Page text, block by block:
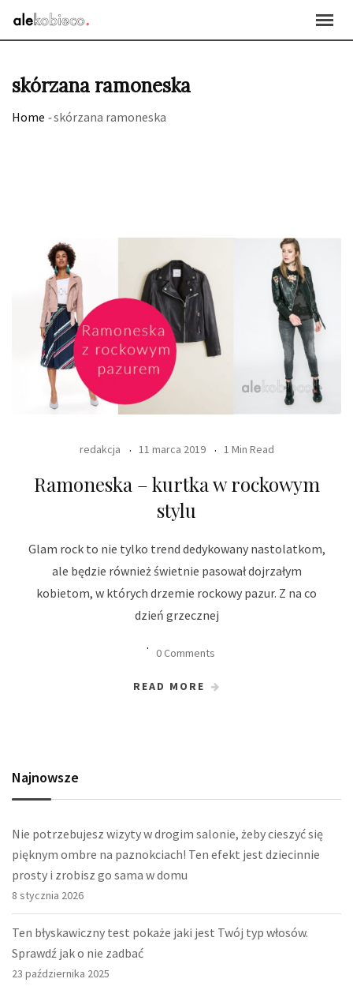
skórzana ramoneska
Home -skórzana ramoneska
redakcja 11 marca 2019 1 Min Read
Ramoneska – kurtka w rockowym
stylu
Glam rock to nie tylko trend dedykowany nastolatkom,
ale będzie również świetnie pasował dojrzałym
kobietom, w których drzemie rockowy pazur. Z na co
dzień grzecznej
0 Comments
READ MORE
Najnowsze
Nie potrzebujesz wizyty w drogim salonie, żeby cieszyć się
pięknym ombre na paznokciach! Ten efekt jest dziecinnie
prosty i zrobisz go sama w domu
8 stycznia 2026
Ten błyskawiczny test pokaże jaki jest Twój typ włosów.
Sprawdź jak o nie zadbać
23 października 2025